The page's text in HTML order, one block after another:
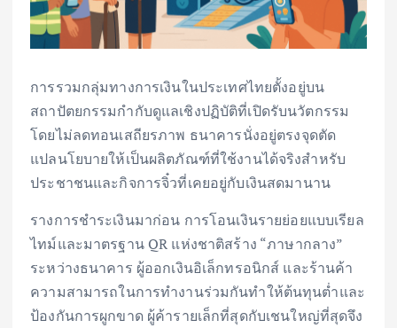
การรวมกลุ่มทางการเงินในประเทศไทยตั้งอยู่บน
สถาปัตยกรรมกำกับดูแลเชิงปฏิบัติที่เปิดรับนวัตกรรม
โดยไม่ลดทอนเสถียรภาพ ธนาคารนั่งอยู่ตรงจุดตัด
แปลนโยบายให้เป็นผลิตภัณฑ์ที่ใช้งานได้จริงสำหรับ
ประชาชนและกิจการจิ๋วที่เคยอยู่กับเงินสดมานาน
รางการชำระเงินมาก่อน การโอนเงินรายย่อยแบบเรียล
ไทม์และมาตรฐาน QR แห่งชาติสร้าง “ภาษากลาง”
ระหว่างธนาคาร ผู้ออกเงินอิเล็กทรอนิกส์ และร้านค้า
ความสามารถในการทำงานร่วมกันทำให้ต้นทุนต่ำและ
ป้องกันการผูกขาด ผู้ค้ารายเล็กที่สุดกับเชนใหญ่ที่สุดจึง